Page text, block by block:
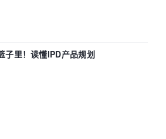
子里！读懂IPD产品规划